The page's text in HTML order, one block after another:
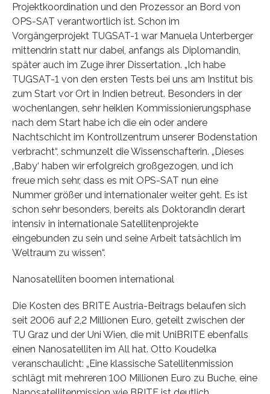
Projektkoordination und den Prozessor an Bord von
OPS-SAT verantwortlich ist. Schon im
Vorgängerprojekt TUGSAT-1 war Manuela Unterberger
mittendrin statt nur dabei, anfangs als Diplomandin,
später auch im Zuge ihrer Dissertation. „Ich habe
TUGSAT-1 von den ersten Tests bei uns am Institut bis
zum Start vor Ort in Indien betreut. Besonders in der
wochenlangen, sehr heiklen Kommissionierungsphase
nach dem Start habe ich die ein oder andere
Nachtschicht im Kontrollzentrum unserer Bodenstation
verbracht“, schmunzelt die Wissenschafterin. „Dieses
‚Baby‘ haben wir erfolgreich großgezogen, und ich
freue mich sehr, dass es mit OPS-SAT nun eine
Nummer größer und internationaler weiter geht. Es ist
schon sehr besonders, bereits als Doktorandin derart
intensiv in internationale Satellitenprojekte
eingebunden zu sein und seine Arbeit tatsächlich im
Weltraum zu wissen“.
Nanosatelliten boomen international
Die Kosten des BRITE Austria-Beitrags belaufen sich
seit 2006 auf 2,2 Millionen Euro, geteilt zwischen der
TU Graz und der Uni Wien, die mit UniBRITE ebenfalls
einen Nanosatelliten im All hat. Otto Koudelka
veranschaulicht: „Eine klassische Satellitenmission
schlägt mit mehreren 100 Millionen Euro zu Buche, eine